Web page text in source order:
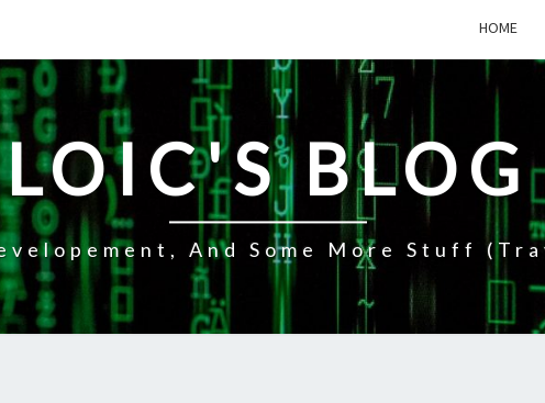
HOME
LOIC'S BLOG
And Some More Stuff